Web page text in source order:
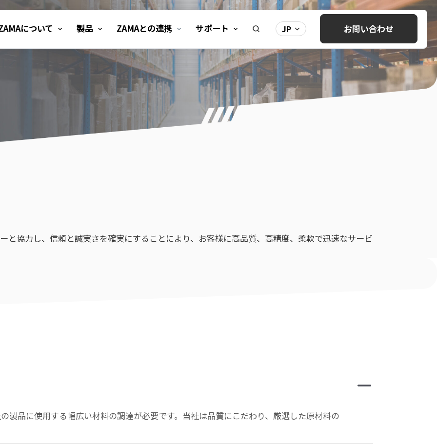
について 製品 ZAMAとの連携 サポート JP お問い合わせ
と協力し、信頼と誠実さを確実にすることにより、お客様に高品質、高精度、柔軟で迅速なサービ
製品に使用する幅広い材料の調達が必要です。当社は品質にこだわり、厳選した原材料の